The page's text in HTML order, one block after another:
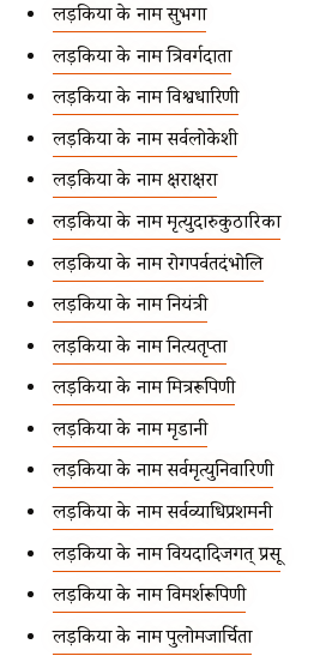
लड़कियों के नाम सुभगा
लड़कियों के नाम त्रिवर्गदाता
लड़कियों के नाम विश्वधारिणी
लड़कियों के नाम सर्वलोकेशी
लड़कियों के नाम क्षराक्षरा
लड़कियों के नाम मृत्युदारुकुठारिका
लड़कियों के नाम रोगपर्वतदंभोलि
लड़कियों के नाम नियंत्री
लड़कियों के नाम नित्यतृप्ता
लड़कियों के नाम मित्ररूपिणी
लड़कियों के नाम मृडानी
लड़कियों के नाम सर्वमृत्युनिवारिणी
लड़कियों के नाम सर्वव्याधिप्रशमनी
लड़कियों के नाम वियदादिजगत् प्रसू
लड़कियों के नाम विमर्शरूपिणी
लड़कियों के नाम पुलोमजार्चिता